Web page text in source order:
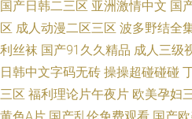
国产日韩二三区 亚洲激情中文 国
区 成人动漫二区三区 波多野结全
利丝袜 国产91久久精品 成人三级
日韩中文字码无砖 操操超碰碰碰
三区 福利理论片午夜片 欧美孕妇